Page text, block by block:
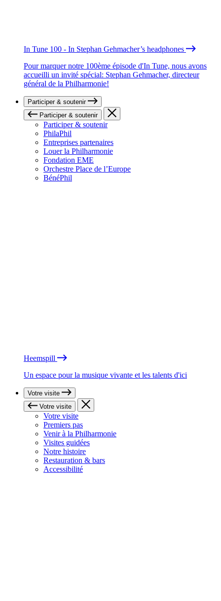
In Tune 100 - In Stephan Gehmacher’s headphones
Pour marquer notre 100ème épisode d'In Tune, nous avons
accueilli un invité spécial: Stephan Gehmacher, directeur
général de la Philharmonie!
Participer & soutenir
Participer & soutenir
Participer & soutenir
PhilaPhil
Entreprises partenaires
Louer la Philharmonie
Fondation EME
Orchestre Place de l’Europe
BénéPhil
Heemspill
Un espace pour la musique vivante et les talents d'ici
Votre visite
Votre visite
Votre visite
Premiers pas
Venir à la Philharmonie
Visites guidées
Notre histoire
Restauration & bars
Accessibilité